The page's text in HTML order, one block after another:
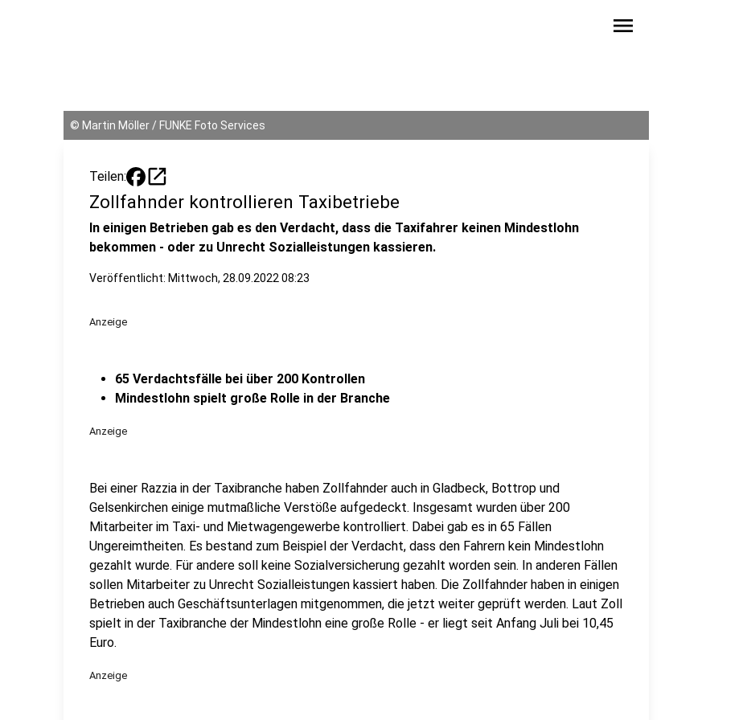
menu
© Martin Möller / FUNKE Foto Services
Teilen: open_in_new
Zollfahnder kontrollieren Taxibetriebe
In einigen Betrieben gab es den Verdacht, dass die Taxifahrer keinen Mindestlohn
bekommen - oder zu Unrecht Sozialleistungen kassieren.
Veröffentlicht: Mittwoch, 28.09.2022 08:23
Anzeige
65 Verdachtsfälle bei über 200 Kontrollen
Mindestlohn spielt große Rolle in der Branche
Anzeige
Bei einer Razzia in der Taxibranche haben Zollfahnder auch in Gladbeck, Bottrop und
Gelsenkirchen einige mutmaßliche Verstöße aufgedeckt. Insgesamt wurden über 200
Mitarbeiter im Taxi- und Mietwagengewerbe kontrolliert. Dabei gab es in 65 Fällen
Ungereimtheiten. Es bestand zum Beispiel der Verdacht, dass den Fahrern kein Mindestlohn
gezahlt wurde. Für andere soll keine Sozialversicherung gezahlt worden sein. In anderen Fällen
sollen Mitarbeiter zu Unrecht Sozialleistungen kassiert haben. Die Zollfahnder haben in einigen
Betrieben auch Geschäftsunterlagen mitgenommen, die jetzt weiter geprüft werden. Laut Zoll
spielt in der Taxibranche der Mindestlohn eine große Rolle - er liegt seit Anfang Juli bei 10,45
Euro.
Anzeige